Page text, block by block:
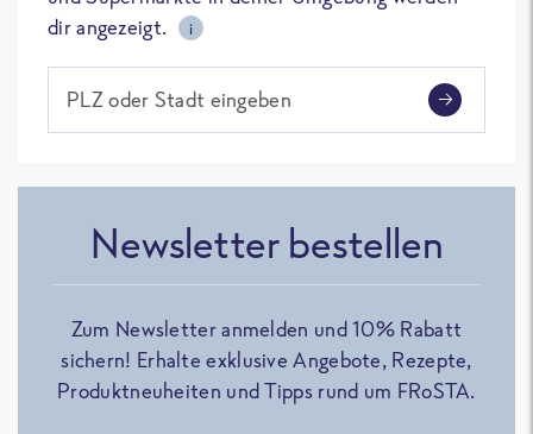
dir angezeigt.
i
PLZ oder Stadt eingeben
Newsletter bestellen
Zum Newsletter anmelden und 10% Rabatt
sichern! Erhalte exklusive Angebote, Rezepte,
Produktneuheiten und Tipps rund um FRoSTA.